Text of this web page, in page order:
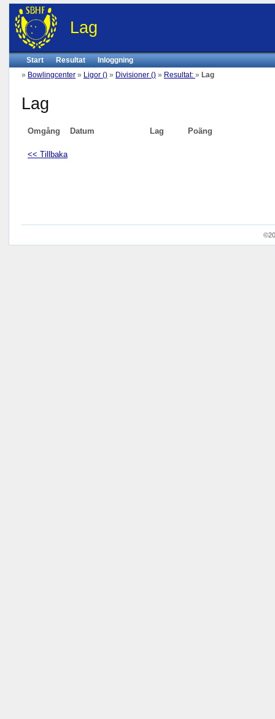
Lag
Start Resultat
Inloggning
» Bowlingcenter » Ligor () » Divisioner () » Resultat: » Lag
Lag
Omgång Datum Lag Poäng
<< Tillbaka